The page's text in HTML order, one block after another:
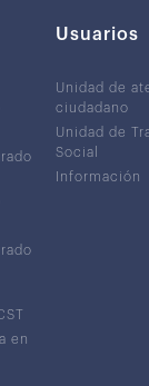
en
Usuarios
Unidad de
ciudadano
Unidad de
Social
Información